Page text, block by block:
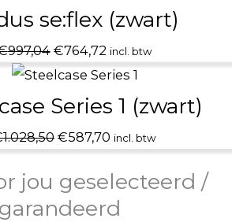
se:flex (zwart)
997,04
prijs
€997,04.
€764,72
prijs
is:
€764,72.
incl. btw
Series 1 (zwart)
1.028,50
Oorspronkelijke
prijs
€1.028,50.
€587,70
Huidige
prijs
€587,70.
incl. btw
jou geselecteerd /